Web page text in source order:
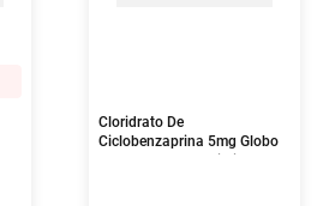
Cloridrato De
Ciclobenzaprina 5mg Globo